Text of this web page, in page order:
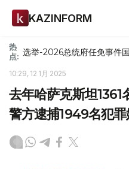
KAZINFORM
热
点: 选举-2026总统府任免事件
10:29, 12 1月 2025
去年哈萨克斯坦1361
警方逮捕1949名犯